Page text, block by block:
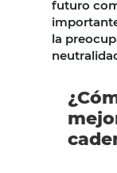
futuro
la